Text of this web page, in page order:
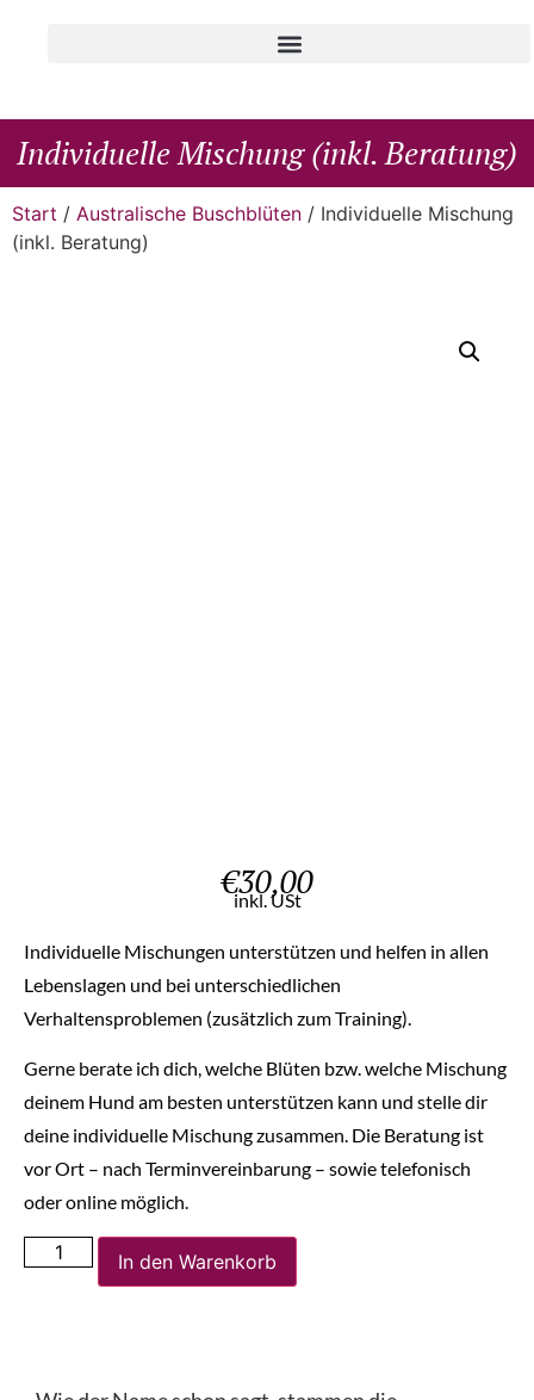
Individuelle Mischung (inkl. Beratung)
Start / Australische Buschblüten / Individuelle Mischung
(inkl. Beratung)
€30,00
inkl. USt
Individuelle Mischungen unterstützen und helfen in allen
Lebenslagen und bei unterschiedlichen
Verhaltensproblemen (zusätzlich zum Training).
Gerne berate ich dich, welche Blüten bzw. welche Mischung
deinem Hund am besten unterstützen kann und stelle dir
deine individuelle Mischung zusammen. Die Beratung ist
vor Ort – nach Terminvereinbarung – sowie telefonisch
oder online möglich.
In den Warenkorb